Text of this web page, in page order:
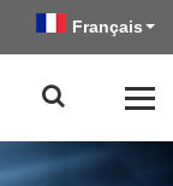
Français